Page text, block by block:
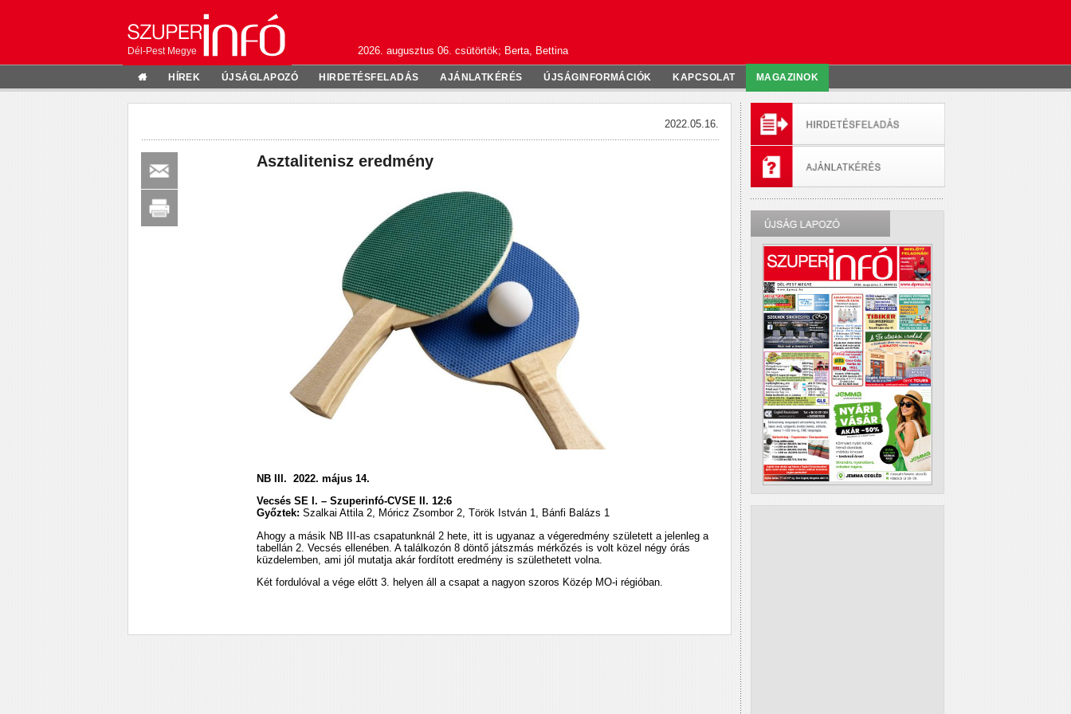
Dél-Pest Megye 2026. augusztus 06. csütörtök; Berta, Bettina
HÍREK ÚJSÁGLAPOZÓ HIRDETÉSFELADÁS AJÁNLATKÉRÉS ÚJSÁGINFORMÁCIÓK KAPCSOLAT MAGAZINOK
2022.05.16.
Asztalitenisz eredmény
NB III. 2022. május 14.
Vecsés SE I. – Szuperinfó-CVSE II. 12:6
Győztek: Szalkai Attila 2, Móricz Zsombor 2, Török István 1, Bánfi Balázs 1
Ahogy a másik NB III-as csapatunknál 2 hete, itt is ugyanaz a végeredmény született a jelenleg a
tabellán 2. Vecsés ellenében. A találkozón 8 döntő játszmás mérkőzés is volt közel négy órás
küzdelemben, ami jól mutatja akár fordított eredmény is születhetett volna.
Két fordulóval a vége előtt 3. helyen áll a csapat a nagyon szoros Közép MO-i régióban.